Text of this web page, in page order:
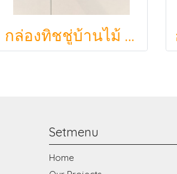
กล่องทิชชู่บ้านไม้ My Cozy Nest สไตล์มินิมอล นอร์ดิก ของแต่งบ้านรูปบ้าน ขนมปัง เบเกอรี่ กล่องใส่กระดาษทิชชู่แบบตั้งโต๊ะ ฝาเปิดแม่เหล็ก เติมกระดาษง่าย
Setmenu
Home